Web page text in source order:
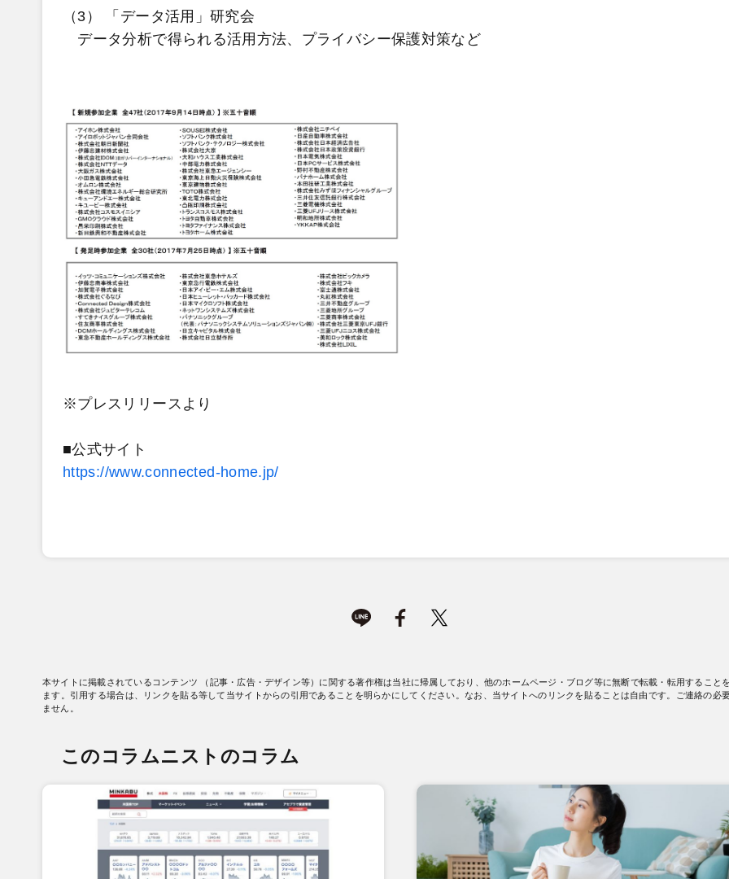
（3） 「データ活用」研究会
データ分析で得られる活用方法、プライバシー保護対策など
※プレスリリースより
■公式サイト
https://www.connected-home.jp/
本サイトに掲載されているコンテンツ （記事・広告・デザイン等）に関する著作権は当社に帰属しており、他のホームページ・ブログ等に無断で転載・転用すること
ます。引用する場合は、リンクを貼る等して当サイトからの引用であることを明らかにしてください。なお、当サイトへのリンクを貼ることは自由です。ご連絡の必
ません。
このコラムニストのコラム